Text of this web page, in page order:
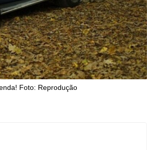
Foto: Reprodução